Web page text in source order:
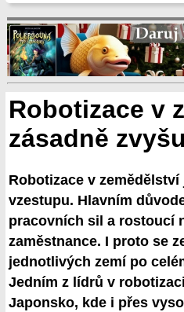
Robotizace v
zásadně
Robotizace v
vzestupu. Hlavním
pracovních sil a rostoucí
zaměstnance. I proto se
jednotlivých zemí po
Jedním z lídrů v
Japonsko, kde i přes